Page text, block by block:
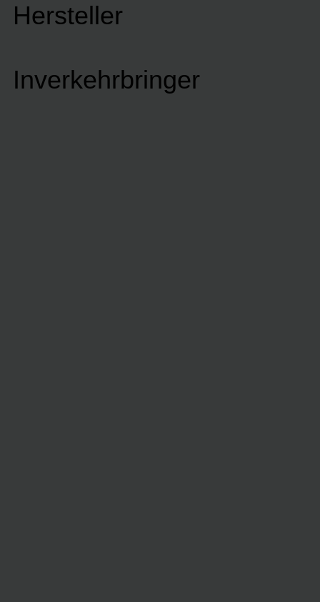
Hersteller
Inverkehrbringer